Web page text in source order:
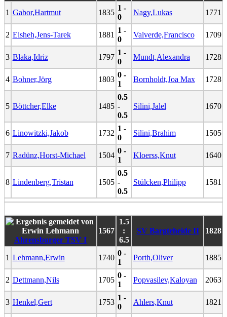
1 Gabor,Hartmut 1835
1 -
0
Nagy,Lukas 1771
2 Eisheh,Jens-Tarek 1881
1 -
0
Valverde,Francisco 1709
3 Blaka,Idriz 1797
1 -
0
Mundt,Alexandra 1728
4 Bohner,Jörg 1803
0 -
1
Bornholdt,Joa Max 1728
5 Böttcher,Elke 1485
0.5
-
0.5
Silini,Jalel 1670
6 Linowitzki,Jakob 1732
1 -
0
Silini,Brahim 1505
7 Radünz,Horst-Michael 1504
0 -
1
Kloerss,Knut 1640
8 Lindenberg,Tristan 1505
0.5
-
0.5
Stülcken,Philipp 1581
Ahrensburger TSV I
1567
1.5
:
6.5
SV Bargteheide II 1828
1 Lehmann,Erwin 1740
0 -
1
Porth,Oliver 1885
2 Dettmann,Nils 1705
0 -
1
Popvasilev,Kaloyan 2063
3 Henkel,Gert 1753
1 -
0
Ahlers,Knut 1821